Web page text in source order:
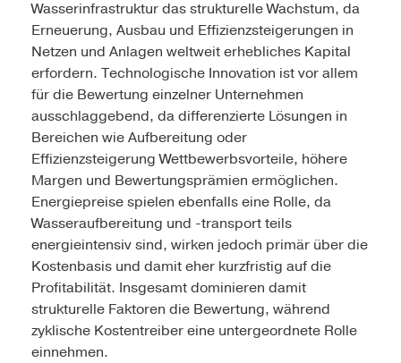
Wasserinfrastruktur das strukturelle Wachstum, da
Erneuerung, Ausbau und Effizienzsteigerungen in
Netzen und Anlagen weltweit erhebliches Kapital
erfordern. Technologische Innovation ist vor allem
für die Bewertung einzelner Unternehmen
ausschlaggebend, da differenzierte Lösungen in
Bereichen wie Aufbereitung oder
Effizienzsteigerung Wettbewerbsvorteile, höhere
Margen und Bewertungsprämien ermöglichen.
Energiepreise spielen ebenfalls eine Rolle, da
Wasseraufbereitung und -transport teils
energieintensiv sind, wirken jedoch primär über die
Kostenbasis und damit eher kurzfristig auf die
Profitabilität. Insgesamt dominieren damit
strukturelle Faktoren die Bewertung, während
zyklische Kostentreiber eine untergeordnete Rolle
einnehmen.